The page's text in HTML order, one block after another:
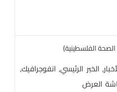
الصحة الفلسطينية)
, الخبر الرئيسي, انفوجرافيك,
العرض